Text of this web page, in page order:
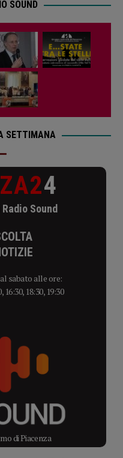
SOUND
SETTIMANA
4
Sound
sabato alle ore:
16:30, 18:30, 19:30
di Piacenza